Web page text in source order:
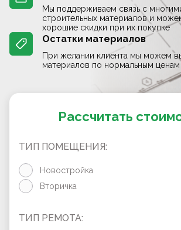
Мы поддерживаем связь с
строительных материалов и
хорошие скидки при их покупке
Остатки материалов
При желании клиента мы можем
материалов по нормальным ценам
Рассчитать
ТИП ПОМЕЩЕНИЯ:
Новостройка
Вторичка
ТИП РЕМОТА: